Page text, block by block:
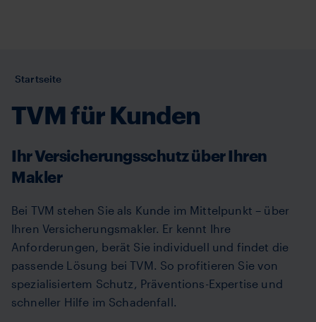
Sie
hier:
Startseite
TVM für Kunden
Ihr Versicherungsschutz über Ihren
Makler
Bei TVM stehen Sie als Kunde im Mittelpunkt – über
Ihren Versicherungsmakler. Er kennt Ihre
Anforderungen, berät Sie individuell und findet die
passende Lösung bei TVM. So profitieren Sie von
spezialisiertem Schutz, Präventions-Expertise und
schneller Hilfe im Schadenfall.